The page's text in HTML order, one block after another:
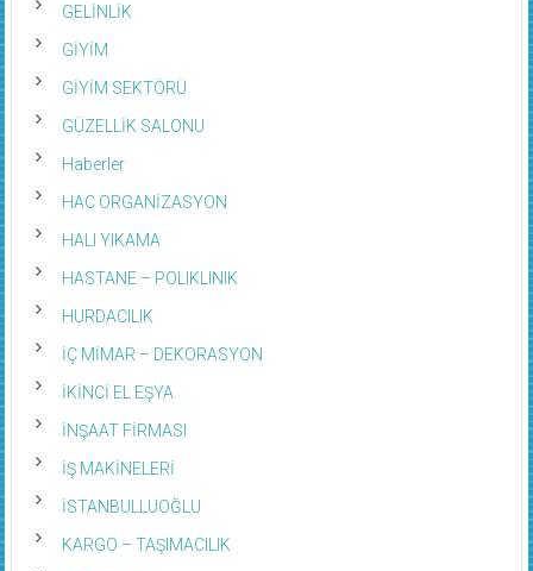
GELİNLİK
GİYİM
GİYİM SEKTÖRÜ
GÜZELLİK SALONU
Haberler
HAC ORGANİZASYON
HALI YIKAMA
HASTANE – POLIKLINIK
HURDACILIK
İÇ MİMAR – DEKORASYON
İKİNCİ EL EŞYA
İNŞAAT FİRMASI
İŞ MAKİNELERİ
İSTANBULLUOĞLU
KARGO – TAŞIMACILIK